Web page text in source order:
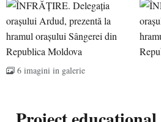
6 imagini in galerie